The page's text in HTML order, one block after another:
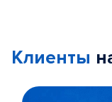
Клиенты